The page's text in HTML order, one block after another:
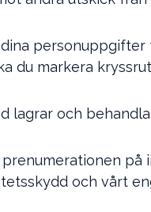
du markera
lagrar och
och vårt